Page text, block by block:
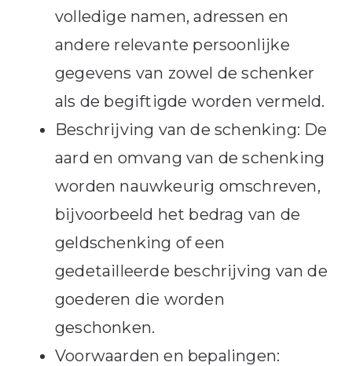
volledige namen, adressen en
andere relevante persoonlijke
gegevens van zowel de schenker
als de begiftigde worden vermeld.
Beschrijving van de schenking: De
aard en omvang van de schenking
worden nauwkeurig omschreven,
bijvoorbeeld het bedrag van de
geldschenking of een
gedetailleerde beschrijving van de
goederen die worden
geschonken.
Voorwaarden en bepalingen: